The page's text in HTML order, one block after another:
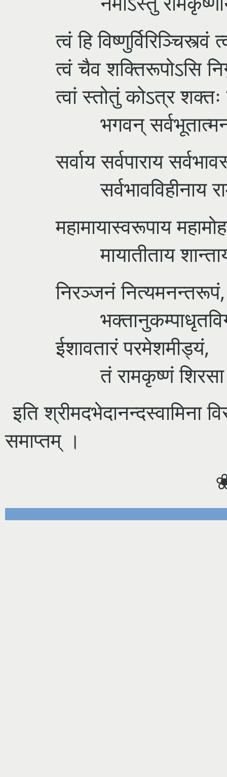
त्वं हि
त्वं चैव शक्तिरूपोऽसि
त्वां स्तोतुं कोऽत्र शक्तः
भगवन्
सर्वाय सर्वपाराय
सर्वभावविहीनाय
महामायास्वरूपाय
मायातीताय
निरञ्जनं नित्यमनन्तरूपं,
ईशावतारं परमेशमीड्यं,
तं रामकृष्णं शिरसा
इति श्रीमदभेदानन्दस्वामिना
समाप्तम् ।